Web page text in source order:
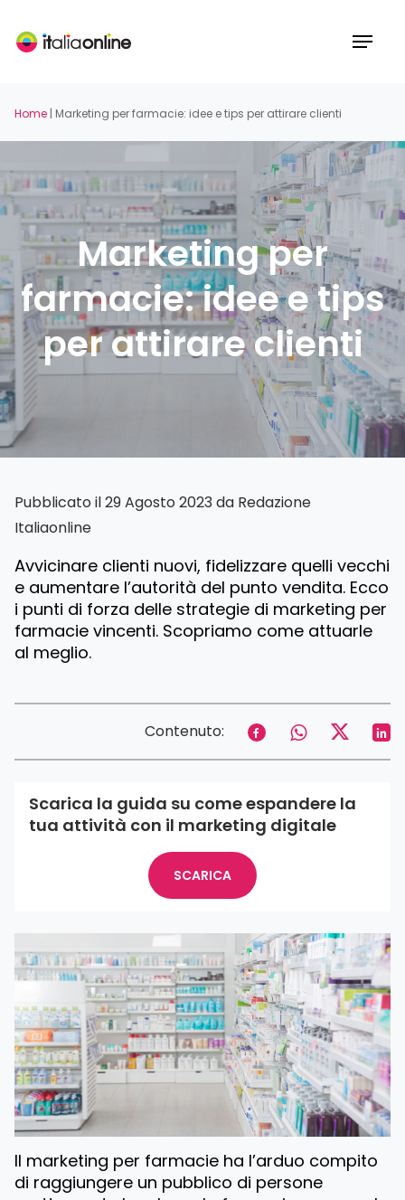
main
Menu
Home | Marketing per farmacie: idee e tips per attirare clienti
Marketing per
farmacie: idee e tips
per attirare clienti
Pubblicato il 29 Agosto 2023 da Redazione
Italiaonline
Avvicinare clienti nuovi, fidelizzare quelli vecchi
e aumentare l’autorità del punto vendita. Ecco
i punti di forza delle strategie di marketing per
farmacie vincenti. Scopriamo come attuarle
al meglio.
Contenuto:
Scarica la guida su come espandere la
tua attività con il marketing digitale
SCARICA
Il marketing per farmacie ha l’arduo compito
di raggiungere un pubblico di persone